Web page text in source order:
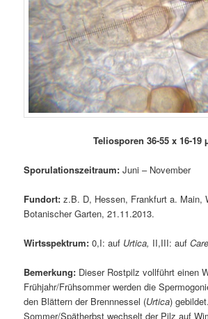
Teliosporen 36-55 x 16-19
Sporulationszeitraum: Juni – November
Fundort: z.B. D, Hessen, Frankfurt a. Main,
Botanischer Garten, 21.11.2013.
Wirtsspektrum:0,I: auf Urtica, II,III: auf
Bemerkung: Dieser Rostpilz vollführt einen
Frühjahr/Frühsommer werden die
den Blättern der Brennnessel (Urtica)
Sommer/Spätherbst wechselt der Pilz auf